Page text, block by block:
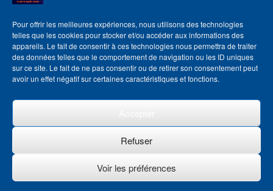
Pour offrir les meilleures expériences, nous utilisons des technologies
telles que les cookies pour stocker et/ou accéder aux informations des
appareils. Le fait de consentir à ces technologies nous permettra de traiter
des données telles que le comportement de navigation ou les ID uniques
sur ce site. Le fait de ne pas consentir ou de retirer son consentement peut
avoir un effet négatif sur certaines caractéristiques et fonctions.
Refuser
Voir les préférences
Theme bySiteOrigin